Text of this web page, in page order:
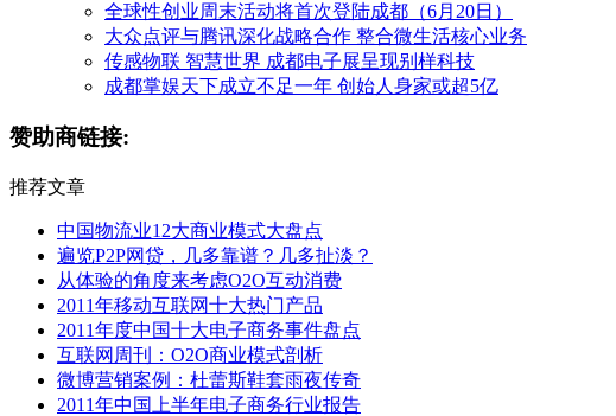
全球性创业周末活动将首次登陆成都（6月20日）
大众点评与腾讯深化战略合作 整合微生活核心业务
传感物联 智慧世界 成都电子展呈现别样科技
成都掌娱天下成立不足一年 创始人身家或超5亿
赞助商链接:
推荐文章
中国物流业12大商业模式大盘点
遍览P2P网贷，几多靠谱？几多扯淡？
从体验的角度来考虑O2O互动消费
2011年移动互联网十大热门产品
2011年度中国十大电子商务事件盘点
互联网周刊：O2O商业模式剖析
微博营销案例：杜蕾斯鞋套雨夜传奇
2011年中国上半年电子商务行业报告